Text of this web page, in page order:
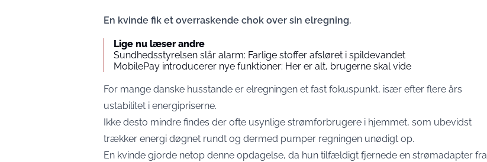
En kvinde fik et overraskende chok over sin elregning.
Lige nu læser andre
Sundhedsstyrelsen slår alarm: Farlige stoffer afsløret i spildevandet
MobilePay introducerer nye funktioner: Her er alt, brugerne skal vide
For mange danske husstande er elregningen et fast fokuspunkt, især efter flere års
ustabilitet i energipriserne.
Ikke desto mindre findes der ofte usynlige strømforbrugere i hjemmet, som ubevidst
trækker energi døgnet rundt og dermed pumper regningen unødigt op.
En kvinde gjorde netop denne opdagelse, da hun tilfældigt fjernede en strømadapter fra